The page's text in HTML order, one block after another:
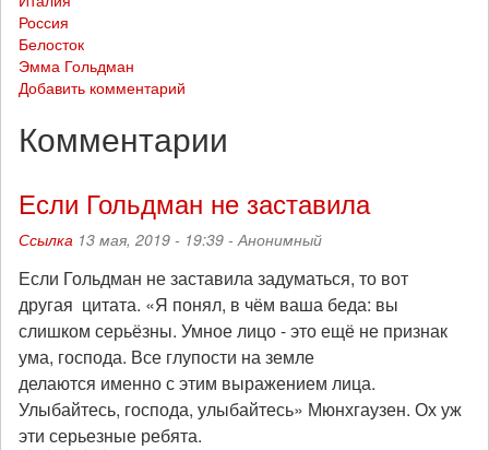
Россия
Белосток
Эмма Гольдман
Добавить комментарий
Комментарии
Если Гольдман не заставила
Ссылка 13 мая, 2019 - 19:39 -Анонимный
Если Гольдман не заставила задуматься, то вот
другая цитата. «Я понял, в чём ваша беда: вы
слишком серьёзны. Умное лицо - это ещё не признак
ума, господа. Все глупости на земле
делаются именно с этим выражением лица.
Улыбайтесь, господа, улыбайтесь» Мюнхгаузен. Ох уж
эти серьезные ребята.